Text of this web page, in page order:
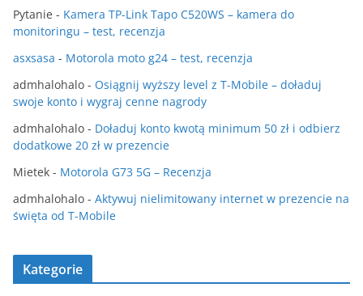
Pytanie - Kamera TP-Link Tapo C520WS – kamera do
monitoringu – test, recenzja
asxsasa - Motorola moto g24 – test, recenzja
admhalohalo - Osiągnij wyższy level z T-Mobile – doładuj
swoje konto i wygraj cenne nagrody
admhalohalo - Doładuj konto kwotą minimum 50 zł i odbierz
dodatkowe 20 zł w prezencie
Mietek - Motorola G73 5G – Recenzja
admhalohalo - Aktywuj nielimitowany internet w prezencie na
święta od T-Mobile
Kategorie